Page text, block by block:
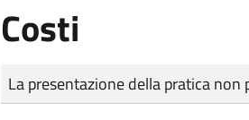
Costi
Tipo di pagamento
Importo
La presentazione della pratica